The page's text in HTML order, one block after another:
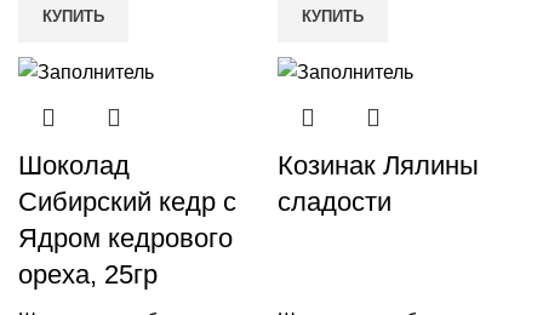
КУПИТЬ КУПИТЬ
Шоколад
Сибирский кедр с
Ядром кедрового
ореха, 25гр
Козинак Лялины
сладости